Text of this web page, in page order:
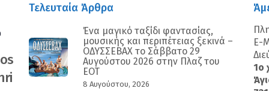
Τελευταία Άρθρα
Ένα μαγικό ταξίδι φαντασίας,
μουσικής και περιπέτειας ξεκινά –
ΟΔΥΣΣΕΒΑΧ το Σάββατο 29
Αυγούστου 2026 στην Πλαζ του
ΕΟΤ
8 Αυγούστου, 2026
E-
1ο